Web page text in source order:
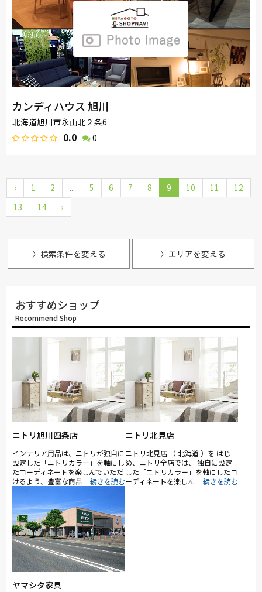
カンディハウス 旭川
北海道旭川市永山北２条6
0.0 0
‹ 1 2 ... 5 6 7 8 9 10 11
12
13
14 ›
〉検索条件を変える 〉エリアを変える
おすすめショップ
Recommend Shop
ニトリ旭川四条店
インテリア用品は、ニトリが独自に
設定した「ニトリカラー」を軸にし
たコーディネートを楽しんでいただ
けるよう、豊富な商品を取り揃え
いように、リビングやキッチン、ベ
ッドルームなど、生活のシーン・季
節ごとにコーディネートを変えて展
示をしています。 また、一部地域
を除いては、自社開発のシステムキ
ッチンなどさまざまなタイプの家具
も豊富に取り揃えており、お客様の
ライフスタイルに合わせてお部屋を
まるごとトータルコーディネートす
ることができます。 ニトリのお店
ニトリ北見店
ニトリ北見店 （ 北海道 ）を はじ
め、ニトリ全店では、 独自に設定
した「ニトリカラー」を軸にしたコ
ーディネートを楽しんでいただける
ヤマシタ家具